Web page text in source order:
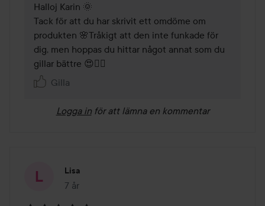
Halloj Karin 🌞
Tack för att du har skrivit ett omdöme om
produkten 🌸Tråkigt att den inte funkade för
dig, men hoppas du hittar något annat som du
gillar bättre 😍🤸‍♀️
Gilla
Logga in för att lämna en kommentar
Lisa
7 år
Inlägget skapades 7 år